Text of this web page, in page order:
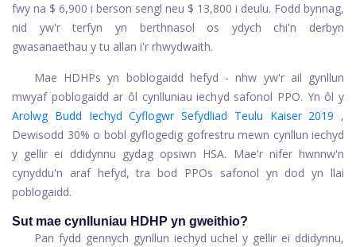
fwy na $ 6,900 i berson sengl neu $ 13,800 i deulu. Fodd bynnag,
nid yw'r terfyn yn berthnasol os ydych chi'n derbyn
gwasanaethau y tu allan i'r rhwydwaith.
Mae HDHPs yn boblogaidd hefyd - nhw yw'r ail gynllun
mwyaf poblogaidd ar ôl cynlluniau iechyd safonol PPO. Yn ôl y
Arolwg Budd Iechyd Cyflogwr Sefydliad Teulu Kaiser 2019 ,
Dewisodd 30% o bobl gyflogedig gofrestru mewn cynllun iechyd
y gellir ei ddidynnu gydag opsiwn HSA. Mae'r nifer hwnnw'n
cynyddu'n araf hefyd, tra bod PPOs safonol yn dod yn llai
poblogaidd.
Sut mae cynlluniau HDHP yn gweithio?
Pan fydd gennych gynllun iechyd uchel y gellir ei ddidynnu,